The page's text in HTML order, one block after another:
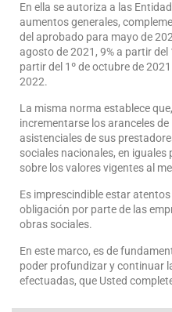
En ella se autoriza a las
aumentos generales,
del aprobado para mayo de
agosto de 2021, 9% a partir del
partir del 1º de octubre de
2022.
La misma norma establece
incrementarse los aranceles
asistenciales de sus
sociales nacionales, en
sobre los valores vigentes al
Es imprescindible estar
obligación por parte de las
obras sociales.
En este marco, es de
poder profundizar y continuar
efectuadas, que Usted